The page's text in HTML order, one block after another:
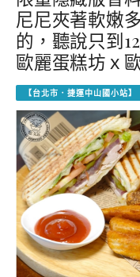
尼尼夾著軟嫩
的，聽說只到
歐麗蛋糕坊ｘ
【台北市．捷運中山國小站】